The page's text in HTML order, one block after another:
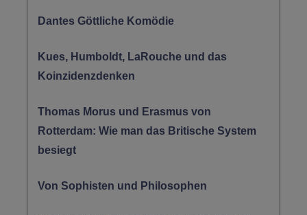
Dantes Göttliche Komödie
Kues, Humboldt, LaRouche und das
Koinzidenzdenken
Thomas Morus und Erasmus von
Rotterdam: Wie man das Britische System
besiegt
Von Sophisten und Philosophen